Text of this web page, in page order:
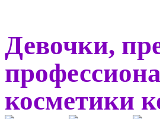
Девочки,
косметики